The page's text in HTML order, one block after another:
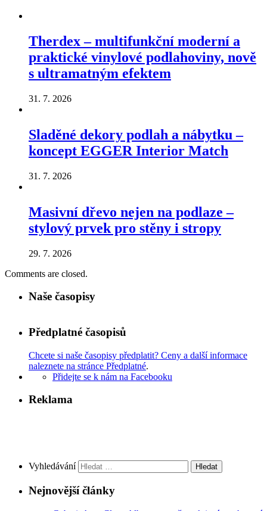
Therdex – multifunkční moderní a
praktické vinylové podlahoviny, nově
s ultramatným efektem
31. 7. 2026
Sladěné dekory podlah a nábytku –
koncept EGGER Interior Match
31. 7. 2026
Masivní dřevo nejen na podlaze –
stylový prvek pro stěny i stropy
29. 7. 2026
Comments are closed.
Naše časopisy
Předplatné časopisů
Chcete si naše časopisy předplatit? Ceny a další informace
naleznete na stránce Předplatné.
Přidejte se k nám na Facebooku
Reklama
Vyhledávání
Nejnovější články